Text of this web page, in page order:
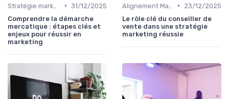
• 31/12/2025
Comprendre la démarche
mercatique : étapes clés et
enjeux pour réussir en
marketing
•
23/12/2025
Le rôle clé du conseiller de
vente dans une stratégie
marketing réussie